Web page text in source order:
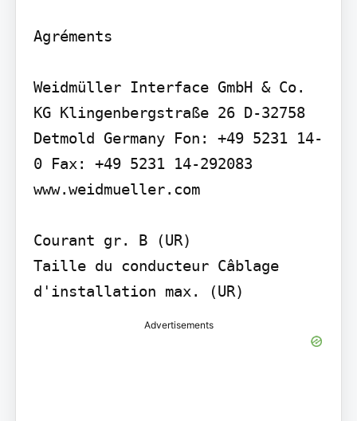
Agréments
Weidmüller Interface GmbH & Co.
KG Klingenbergstraße 26 D-32758
Detmold Germany Fon: +49 5231 14-
0 Fax: +49 5231 14-292083
www.weidmueller.com
Courant gr. B (UR)
Taille du conducteur Câblage
d'installation max. (UR)
Advertisements